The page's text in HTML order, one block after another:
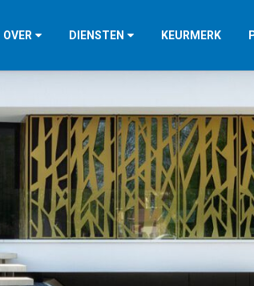
OVER DIENSTEN KEURMERK